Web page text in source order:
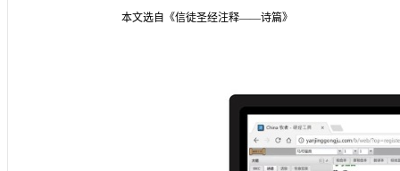
本文选自《信徒圣经注释——诗篇》